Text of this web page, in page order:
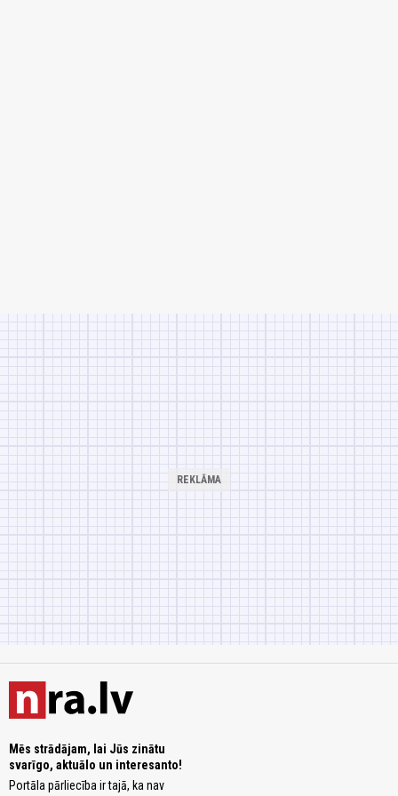
Mēs strādājam, lai Jūs zinātu
svarīgo, aktuālo un interesanto!
Portāla pārliecība ir tajā, ka nav